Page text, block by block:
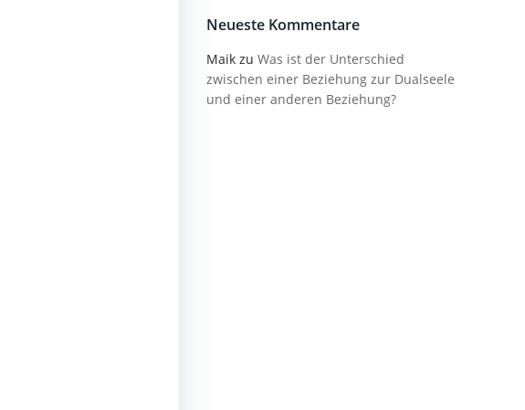
Neueste Kommentare
Maik zu Was ist der Unterschied
zwischen einer Beziehung zur Dualseele
und einer anderen Beziehung?